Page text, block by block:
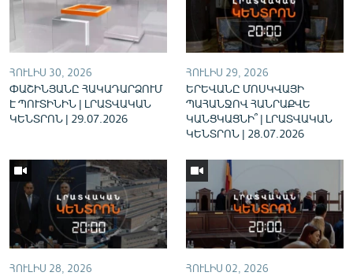
English
Русский
ՀԵՏԵՎԵՔ ՄԵԶ
«Ազատության» բոլոր կայքերը
ՀՈՒԼԻՍ 30, 2026
ՓԱՇԻՆՅԱՆԸ ՀԱԿԱԴԱՐՁՈՒՄ
Է ՊՈՒՏԻՆԻՆ | ԼՐԱՏՎԱԿԱՆ
ԿԵՆՏՐՈՆ | 29.07.2026
ՀՈՒԼԻՍ 29, 2026
ԵՐԵՎԱՆԸ ՄՈՍԿՎԱՅԻ
ՊԱՀԱՆՋՈՎ ՀԱՆՐԱՔՎԵ
ԿԱՆՑԿԱՑՆԻ՞ | ԼՐԱՏՎԱԿԱՆ
ԿԵՆՏՐՈՆ | 28.07.2026
ՀՈՒԼԻՍ 28, 2026 ՀՈՒԼԻՍ 02, 2026